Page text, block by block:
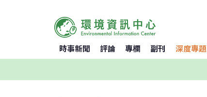
時事新聞 評論 專欄 副刊 深度專題